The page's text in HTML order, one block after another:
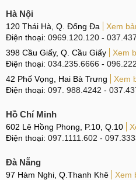
Từ khóa liên quan
ép cảm ứng huawei honor
thay mặt kính huawei
giá thay mặt kính huawei
thay mặt kính huawei
nẵng
Hà Nội
120 Thái Hà, Q. Đống Đa
Xem
Điện thoại: 0969.120.120 -
398 Cầu Giấy, Q. Cầu Giấy
Xem
Điện thoại: 034.235.6666 -
42 Phố Vọng, Hai Bà Trưng
Xem
Điện thoại: 097. 988.4242 -
Hồ Chí Minh
602 Lê Hồng Phong, P.10, Q.10
Điện thoại: 097.1111.602 -
Đà Nẵng
97 Hàm Nghi, Q.Thanh Khê
Xem